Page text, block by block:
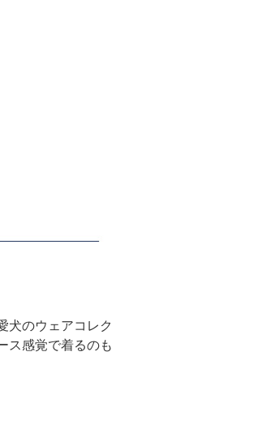
犬のウェアコレク
ス感覚で着るのも